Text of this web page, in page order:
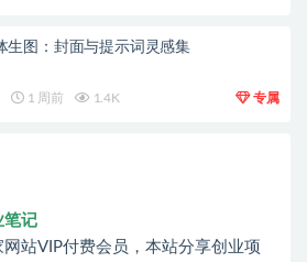
生图：封面与提示词灵感集
1 周前 1.4K 专属
笔记
站VIP付费会员，本站分享创业项